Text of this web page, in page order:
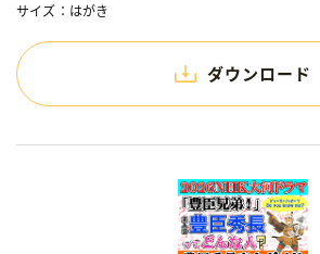
サイズ：はがき
ダウンロード